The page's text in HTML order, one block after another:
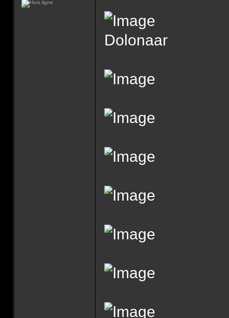
Dolonaar